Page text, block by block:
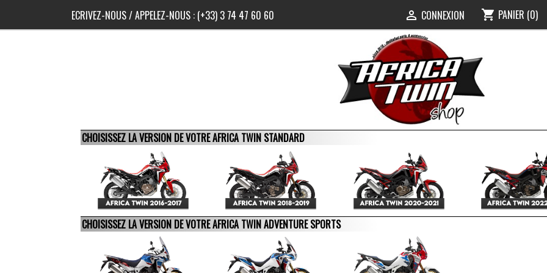
ECRIVEZ-NOUS/ APPELEZ-NOUS : (+33) 3 74 47 60 60  CONNEXION shopping_cart PANIER (0)
CHOISISSEZ LA VERSION DE VOTRE AFRICA TWIN STANDARD
CHOISISSEZ LA VERSION DE VOTRE AFRICA TWIN ADVENTURE SPORTS